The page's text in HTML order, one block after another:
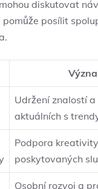
diskutovat
pomůže posílit
Udržení znalostí
aktuálních s
Podpora
poskytovaných
Osobní rozvoj a